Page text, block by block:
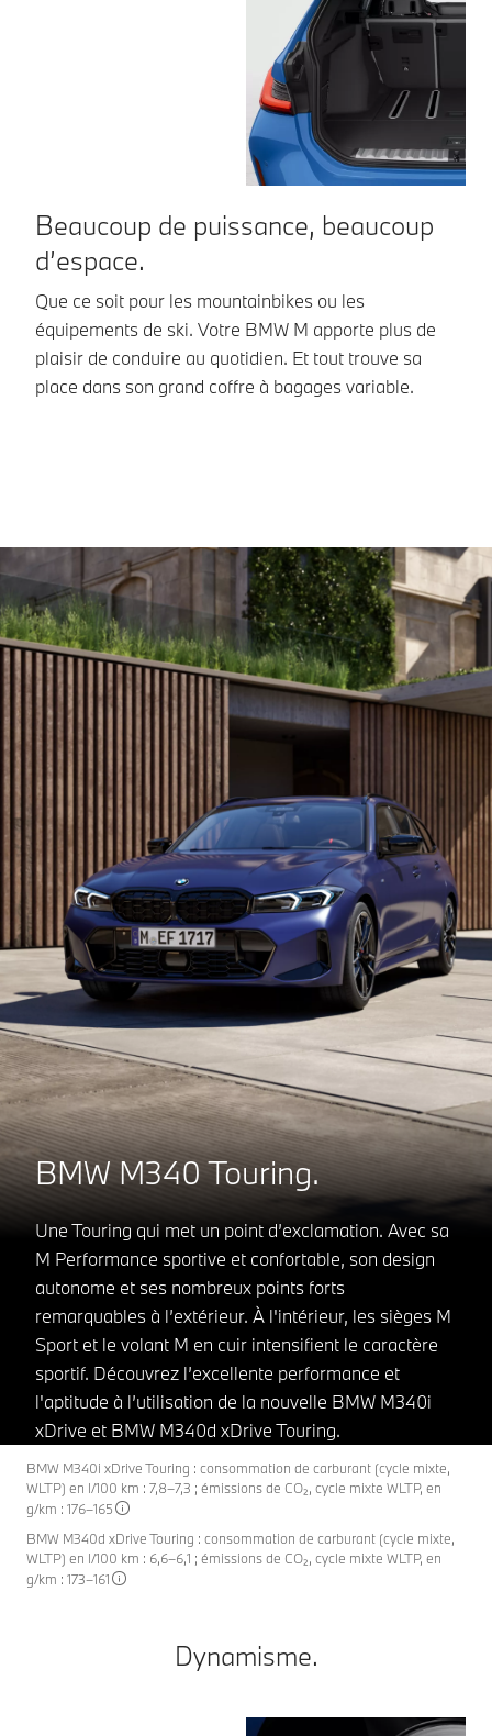
Beaucoup de puissance, beaucoup
d’espace.
Que ce soit pour les mountainbikes ou les
équipements de ski. Votre BMW M apporte plus de
plaisir de conduire au quotidien. Et tout trouve sa
place dans son grand coffre à bagages variable.
BMW M340 Touring.
Une Touring qui met un point d’exclamation. Avec sa
M Performance sportive et confortable, son design
autonome et ses nombreux points forts
remarquables à l’extérieur. À l'intérieur, les sièges M
Sport et le volant M en cuir intensifient le caractère
sportif. Découvrez l’excellente performance et
l'aptitude à l’utilisation de la nouvelle BMW M340i
xDrive et BMW M340d xDrive Touring.
BMW M340i xDrive Touring : consommation de carburant (cycle mixte,
WLTP) en l/100 km : 7,8–7,3 ; émissions de CO₂, cycle mixte WLTP, en
g/km : 176–165
BMW M340d xDrive Touring : consommation de carburant (cycle mixte,
WLTP) en l/100 km : 6,6–6,1 ; émissions de CO₂, cycle mixte WLTP, en
g/km : 173–161
Dynamisme.